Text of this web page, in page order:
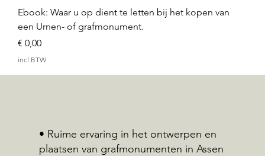
Ebook: Waar u op dient te letten bij het kopen van
een Urnen- of grafmonument.
Prijs
€ 0,00
incl.BTW
• Ruime ervaring in het ontwerpen en
plaatsen van grafmonumenten in Assen